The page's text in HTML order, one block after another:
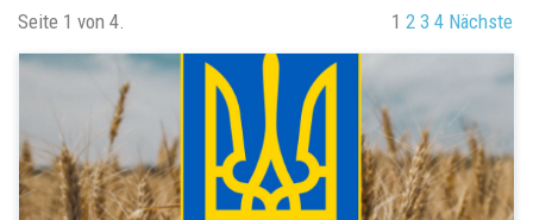
Seite 1 von 4. 1 2 3 4 Nächste